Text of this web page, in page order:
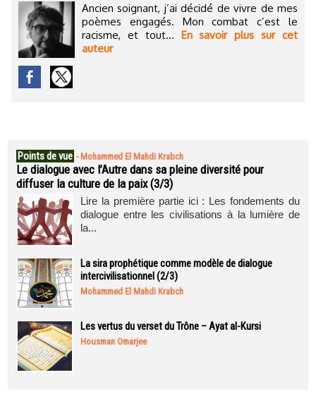
Ancien soignant, j’ai décidé de vivre de mes
poèmes engagés. Mon combat c’est le
racisme, et tout... En savoir plus sur cet
auteur
Points de vue - Mohammed El Mahdi Krabch
Le dialogue avec l’Autre dans sa pleine diversité pour
diffuser la culture de la paix (3/3)
Lire la première partie ici : Les fondements du
dialogue entre les civilisations à la lumière de
la...
La sira prophétique comme modèle de dialogue
intercivilisationnel (2/3)
Mohammed El Mahdi Krabch
Les vertus du verset du Trône – Ayat al-Kursi
Housman Omarjee